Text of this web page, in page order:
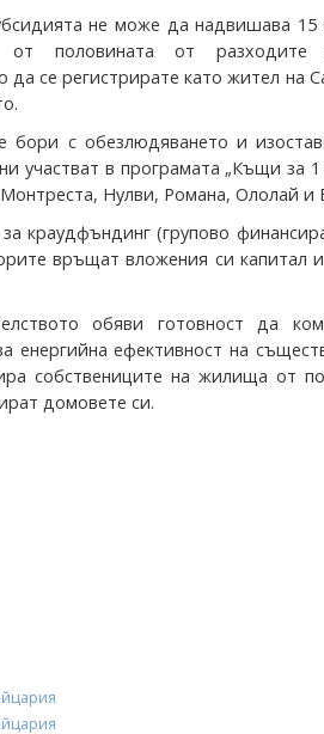
не може да надвишава 15
половината от разходите
се регистрирате като жител на
с обезлюдяването и
участват в програмата „Къщи за 1
Нулви, Романа, Ололай и
краудфъндинг (групово
връщат вложения си капитал
обяви готовност да
енергийна ефективност на
собствениците на жилища от
домовете си.